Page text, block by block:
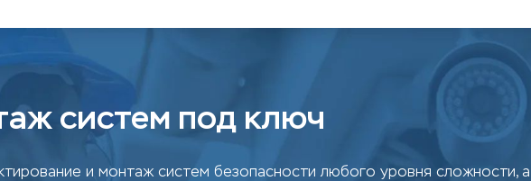
систем под ключ
и монтаж систем безопасности любого уровня сложности,